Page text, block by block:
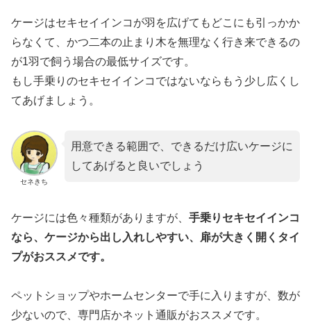
ケージはセキセイインコが羽を広げてもどこにも引っかか
らなくて、かつ二本の止まり木を無理なく行き来できるの
が1羽で飼う場合の最低サイズです。
もし手乗りのセキセイインコではないならもう少し広くし
てあげましょう。
セネきち
用意できる範囲で、できるだけ広いケージに
してあげると良いでしょう
ケージには色々種類がありますが、 手乗りセキセイインコ
なら、ケージから出し入れしやすい、扉が大きく開くタイ
プがおススメです。
ペットショップやホームセンターで手に入りますが、数が
少ないので、専門店かネット通販がおススメです。